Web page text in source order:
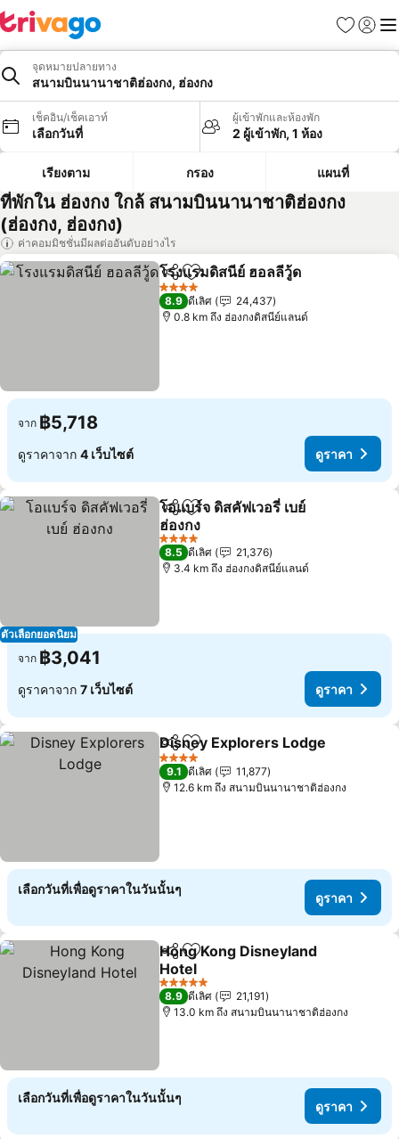
รายการโป
เข้าสู่ร
เมนู
จุดหมายปลายทาง
สนามบินนานาชาติฮ่องกง, ฮ่องกง
เช็คอิน/เช็คเอาท์
เลือกวันที่
ผู้เข้าพักและห้องพัก
2 ผู้เข้าพัก, 1 ห้อง
เรียงตาม กรอง แผนที่
ที่พักใน ฮ่องกง ใกล้ สนามบินนานาชาติฮ่องกง
(ฮ่องกง, ฮ่องกง)
ค่าคอมมิชชั่นมีผลต่ออันดับอย่างไร
แชร์ เพิ่มในรายการโปรด
โรงแรมดิสนีย์ ฮอลลีวู้ด
4 ดาว
8.9 ดีเลิศ
24,437
0.8 km ถึง ฮ่องกงดิสนีย์แลนด์
จาก ฿5,718
ดูราคาจาก 4 เว็บไซต์ ดูราคา
ตัวเลือกยอดนิยม
แชร์ เพิ่มในรายการโปรด
โอแบร์จ ดิสคัฟเวอรี่ เบย์
ฮ่องกง
ดูราคา
4 ดาว
8.5 ดีเลิศ
21,376
3.4 km ถึง ฮ่องกงดิสนีย์แลนด์
จาก ฿3,041
ดูราคาจาก 7 เว็บไซต์ ดูราคา
แชร์ เพิ่มในรายการโปรด
Disney Explorers Lodge
4 ดาว
9.1 ดีเลิศ
11,877
12.6 km ถึง สนามบินนานาชาติฮ่องกง
เลือกวันที่เพื่อดูราคาในวันนั้นๆ
ดูราคา
แชร์ เพิ่มในรายการโปรด
Hong Kong Disneyland
Hotel
ดูราคา
5 ดาว
8.9 ดีเลิศ
21,191
13.0 km ถึง สนามบินนานาชาติฮ่องกง
เลือกวันที่เพื่อดูราคาในวันนั้นๆ
ดูราคา